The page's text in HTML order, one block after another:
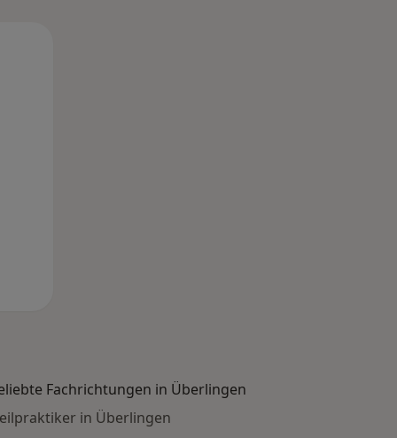
Fachrichtungen in Überlingen
in Überlingen